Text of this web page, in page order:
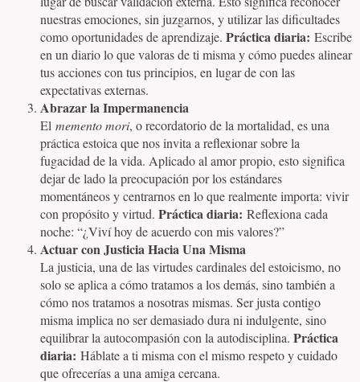
nuestras emociones, sin juzgarnos, y utilizar las dificultades
como oportunidades de aprendizaje. Práctica diaria: Escribe
en un diario lo que valoras de ti misma y cómo puedes alinear
tus acciones con tus principios, en lugar de con las
expectativas externas.
Abrazar la Impermanencia
El memento mori, o recordatorio de la mortalidad, es una
práctica estoica que nos invita a reflexionar sobre la
fugacidad de la vida. Aplicado al amor propio, esto significa
dejar de lado la preocupación por los estándares
momentáneos y centrarnos en lo que realmente importa: vivir
con propósito y virtud. Práctica diaria: Reflexiona cada
noche: “¿Viví hoy de acuerdo con mis valores?”
Actuar con Justicia Hacia Una Misma
La justicia, una de las virtudes cardinales del estoicismo, no
solo se aplica a cómo tratamos a los demás, sino también a
cómo nos tratamos a nosotras mismas. Ser justa contigo
misma implica no ser demasiado dura ni indulgente, sino
equilibrar la autocompasión con la autodisciplina. Práctica
diaria: Háblate a ti misma con el mismo respeto y cuidado
que ofrecerías a una amiga cercana.